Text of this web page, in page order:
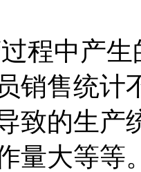
程中产
销售统计
致的生产
量大等等